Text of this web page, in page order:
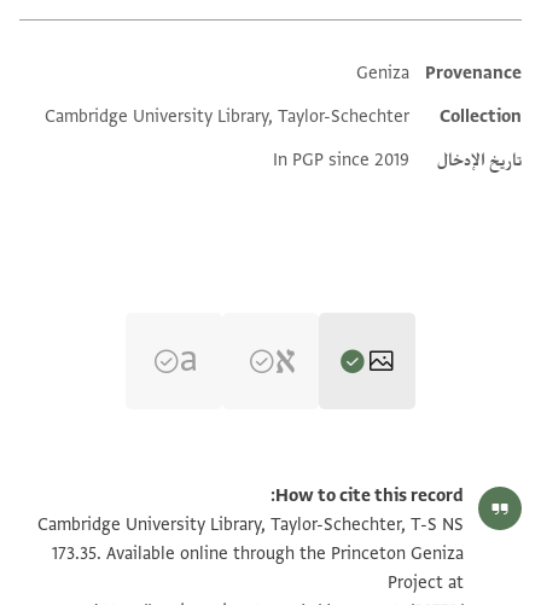
Additional metadata
Provenance
Geniza
Collection
Cambridge University Library, Taylor-Schechter
تاريخ الإدخال
In PGP since 2019
T-S NS 173.35 1v تكبير و تدوير
بيان أذونات الصورة
How to cite this record:
Cambridge University Library, Taylor-Schechter, T-S NS
173.35. Available online through the Princeton Geniza
Project at